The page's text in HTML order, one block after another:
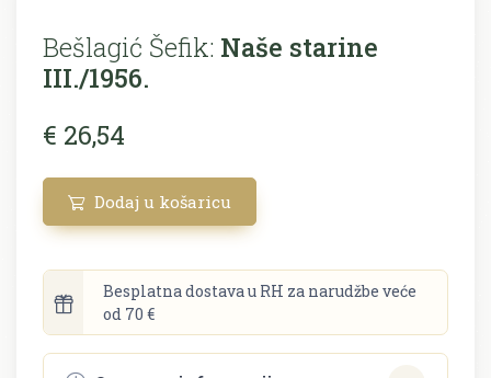
Bešlagić Šefik: Naše starine
III./1956.
€ 26,54
Dodaj u košaricu
Besplatna dostava u RH za narudžbe veće
od 70 €